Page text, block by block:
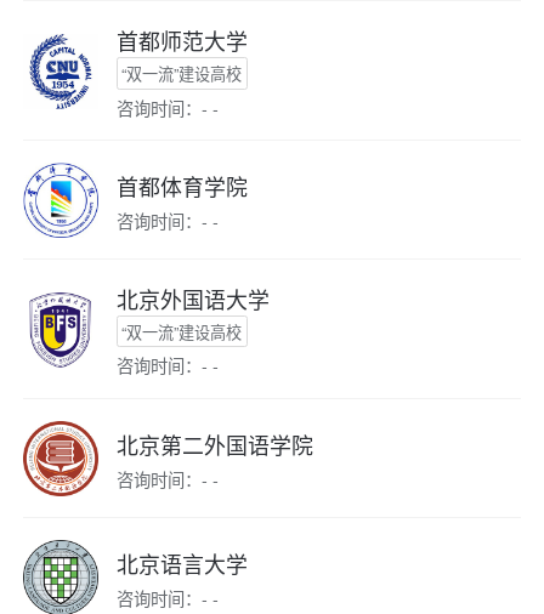
首都师范大学
“双一流”建设高校
咨询时间：- -
首都体育学院
咨询时间：- -
北京外国语大学
“双一流”建设高校
咨询时间：- -
北京第二外国语学院
咨询时间：- -
北京语言大学
咨询时间：- -